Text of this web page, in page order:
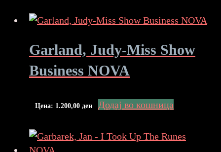
Garland, Judy-Miss Show
Business NOVA
Цена: 1.200,00 ден Додај во кошница